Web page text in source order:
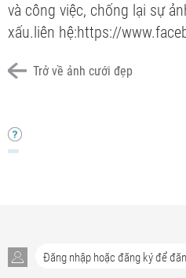
và công việc, chống lại sự
xấu.liên hệ:https://
Trở về ảnh cưới đẹp
dây chuyền thạch anh
dây chuyền thạch anh đen
dây chuyền thạch anh đẹp